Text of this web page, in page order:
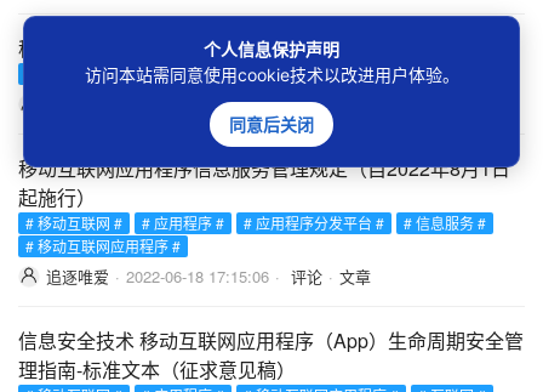
移动互联网应用程序是指什么？
# 移动互联网 # # 应用程序 # # 移动互联网应用程序 # # 互联网 #
2022-06-22 22:23:29 · 1 回答 ·
移动互联网应用程序信息服务管理规定（自2022年8月1日
起施行）
# 移动互联网 # # 应用程序 # # 应用程序分发平台 #
# 信息服务 #
# 移动互联网应用程序 #
追逐唯爱 · 2022-06-18 17:15:06 · 评论 · 文章
信息安全技术 移动互联网应用程序（App）生命周期安全管
理指南-标准文本（征求意见稿）
个人信息保护声明
访问本站需同意使用cookie技术以改进用户体验。
同意后关闭